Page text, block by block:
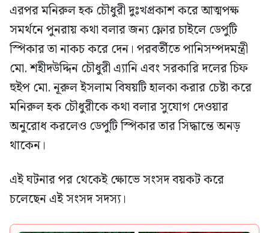
এরপর মনিরুল হক চৌধুরী দুঃখপ্রকাশ করে আত্মপক্ষ
সমর্থনে পুনরায় কথা বলার জন্য ফ্লোর চাইলে ডেপুটি
স্পিকার তা নাকচ করে দেন। পরবর্তীতে পানিসম্পদমন্ত্রী
মো. শহীদউদ্দিন চৌধুরী এ্যানি এবং সরকারি দলের চিফ
হুইপ মো. নূরুল ইসলাম বিষয়টি হালকা করার চেষ্টা করে
মনিরুল হক চৌধুরীকে কথা বলার সুযোগ দেওয়ার
অনুরোধ করলেও ডেপুটি স্পিকার তার সিদ্ধান্তে অনড়
থাকেন।
এই ঘটনার পর থেকেই ক্ষোভে সংসদ বয়কট করে
চলেছেন এই সংসদ সদস্য।